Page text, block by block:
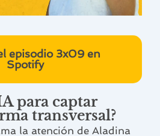
episodio 3x09 en
Spotify
para captar
transversal?
la atención de Aladina